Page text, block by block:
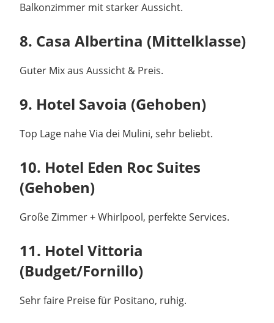
Balkonzimmer mit starker Aussicht.
8. Casa Albertina (Mittelklasse)
Guter Mix aus Aussicht & Preis.
9. Hotel Savoia (Gehoben)
Top Lage nahe Via dei Mulini, sehr beliebt.
10. Hotel Eden Roc Suites
(Gehoben)
Große Zimmer + Whirlpool, perfekte Services.
11. Hotel Vittoria
(Budget/Fornillo)
Sehr faire Preise für Positano, ruhig.